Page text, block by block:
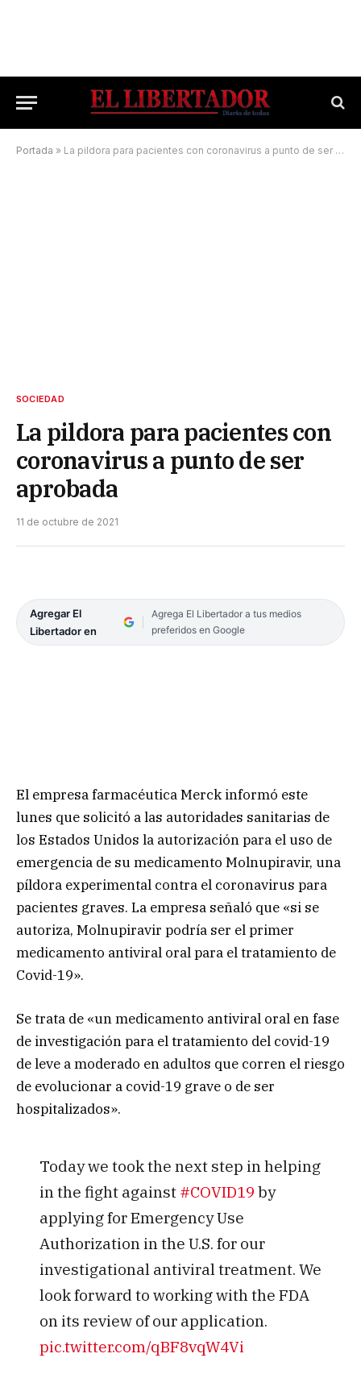
Portada » La pildora para pacientes con coronavirus a punto de ser aprobada
SOCIEDAD
La pildora para pacientes con
coronavirus a punto de ser
aprobada
11 de octubre de 2021
Agregar El
Libertador en
Agrega El Libertador a tus medios
preferidos en Google
El empresa farmacéutica Merck informó este
lunes que solicitó a las autoridades sanitarias de
los Estados Unidos la autorización para el uso de
emergencia de su medicamento Molnupiravir, una
píldora experimental contra el coronavirus para
pacientes graves. La empresa señaló que «si se
autoriza, Molnupiravir podría ser el primer
medicamento antiviral oral para el tratamiento de
Covid-19».
Se trata de «un medicamento antiviral oral en fase
de investigación para el tratamiento del covid-19
de leve a moderado en adultos que corren el riesgo
de evolucionar a covid-19 grave o de ser
hospitalizados».
Today we took the next step in helping
in the fight against #COVID19 by
applying for Emergency Use
Authorization in the U.S. for our
investigational antiviral treatment. We
look forward to working with the FDA
on its review of our application.
pic.twitter.com/qBF8vqW4Vi